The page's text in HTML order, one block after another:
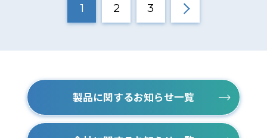
1 2 3
製品に関するお知らせ一覧